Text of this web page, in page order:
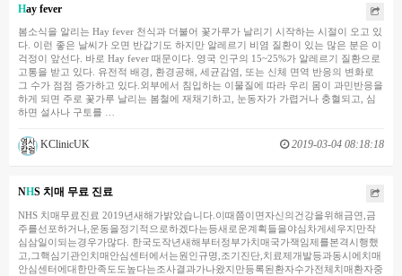
Hay fever
봄소식을 알리는 Hay fever 천식과 더불어 꽃가루가 날리기 시작하는 시절이 오고 있
다. 이런 좋은 날씨가 오면 반갑기도 하지만 알레르기 비염 질환이 있는 많은 분은 이
걱정이 앞선다. 바로 Hay fever 때문이다. 영국 인구의 15~25%가 알레르기 질환으로
고통을 받고 있다. 유전적 배경, 환경공해, 세균감염, 또는 신체 면역 반응의 변화로
그 수가 점점 증가하고 있다.외부에서 침입하는 이물질에 따라 우리 몸이 과민반응을
하게 되면 주로 꽃가루 날리는 봄철에 재채기하고, 눈동자가 가렵거나 충혈되고, 심
하면 설사나 구토를 …
KClinicUK 2019-03-04 08:18:18
NHS 치매 무료 진료
NHS 치매무료진료 2019년새해가밝았습니다.이때쯤이면자신의건강을위해금연,금
주를선포하거나,운동을정기적으로하겠다는등새로운계획들을야심차게세우지만작
심삼일이되는경우가많다. 한국도작년새해부터정부가치매국가잭임제를본격시행했
고,그핵심기관인치매안심센터에서는원인규명,조기진단,치료제개발등과동시에치매
안심센터에대한만족도도높다는조사결과가나왔지만등록된환자수가전체치매환자중